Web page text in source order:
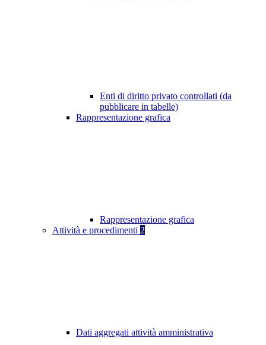
Enti di diritto privato controllati (da
pubblicare in tabelle)
Rappresentazione grafica
Rappresentazione grafica
Attività e procedimenti 2
Dati aggregati attività amministrativa